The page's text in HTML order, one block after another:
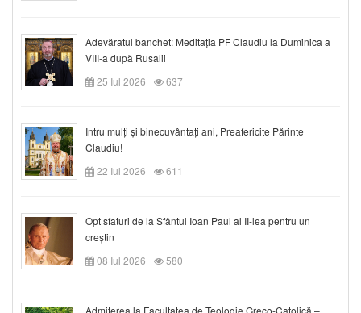
Adevăratul banchet: Meditația PF Claudiu la Duminica a
VIII-a după Rusalii
25 Iul 2026
637
Întru mulți și binecuvântați ani, Preafericite Părinte
Claudiu!
22 Iul 2026
611
Opt sfaturi de la Sfântul Ioan Paul al II-lea pentru un
creștin
08 Iul 2026
580
Admiterea la Facultatea de Teologie Greco-Catolică –